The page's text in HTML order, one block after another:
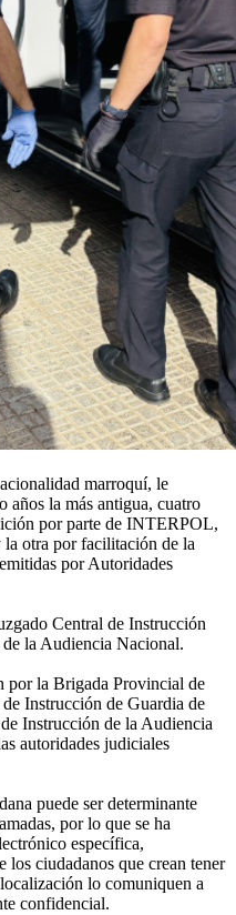
marroquí, le
años la más antigua, cuatro
por parte de INTERPOL,
otra por facilitación de la
por Autoridades
Central de Instrucción
la Audiencia Nacional.
por la Brigada Provincial de
Instrucción de Guardia de
Instrucción de la Audiencia
autoridades judiciales
puede ser determinante
por lo que se ha
específica,
los ciudadanos que crean tener
lo comuniquen a
confidencial.